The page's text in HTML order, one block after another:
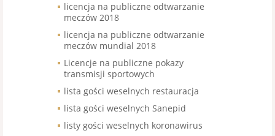
licencja na publiczne odtwarzanie
meczów 2018
licencja na publiczne odtwarzanie
meczów mundial 2018
Licencje na publiczne pokazy
transmisji sportowych
lista gości weselnych restauracja
lista gości weselnych Sanepid
listy gości weselnych koronawirus